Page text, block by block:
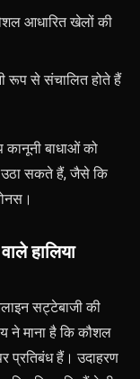
आधारित खेलों की
रूप से संचालित होते हैं
बाधाओं को
सकते हैं, जैसे कि
हालिया
सट्टेबाजी की
ने माना है कि कौशल
प्रतिबंध हैं। उदाहरण